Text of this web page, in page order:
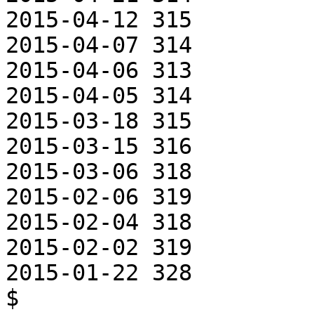
2015-04-12 315
2015-04-07 314
2015-04-06 313
2015-04-05 314
2015-03-18 315
2015-03-15 316
2015-03-06 318
2015-02-06 319
2015-02-04 318
2015-02-02 319
2015-01-22 328
$